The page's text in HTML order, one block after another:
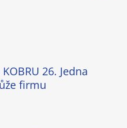
26. Jedna
firmu